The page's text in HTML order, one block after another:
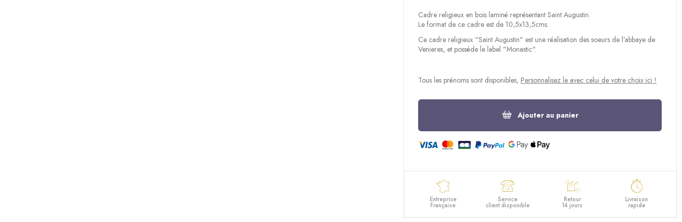
Cadre religieux en bois laminé représentant Saint Augustin.
Le format de ce cadre est de 10,5x13,5cms.
Ce cadre religieux "Saint Augustin" est une réalisation des soeurs de l'abbaye de
Venieres, et possède le label "Monastic".
Tous les prénoms sont disponibles, Personnalisez le avec celui de votre choix ici !
Ajouter au panier
Entreprise
Française
Service
client disponible
Retour
14 jours
Livraison
rapide